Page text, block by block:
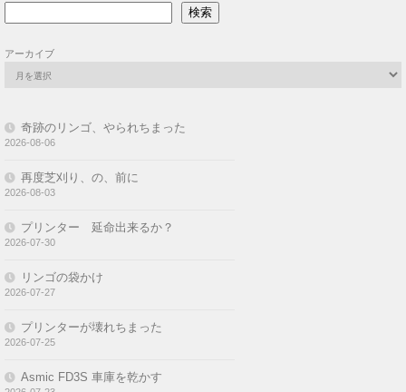
検索
アーカイブ
奇跡のリンゴ、やられちまった
2026-08-06
再度芝刈り、の、前に
2026-08-03
プリンター 延命出来るか？
2026-07-30
リンゴの袋かけ
2026-07-27
プリンターが壊れちまった
2026-07-25
Asmic FD3S 車庫を乾かす